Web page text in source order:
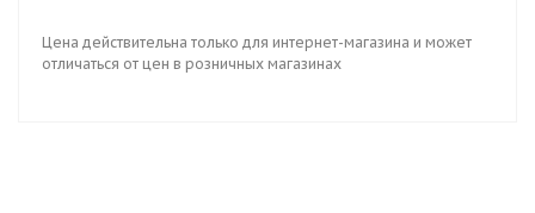
Цена действительна только для интернет-магазина и может
отличаться от цен в розничных магазинах